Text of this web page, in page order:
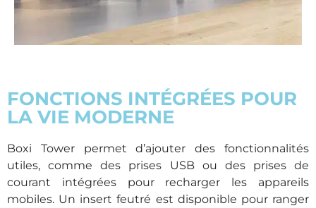
FONCTIONS INTÉGRÉES POUR
LA VIE MODERNE
Boxi Tower permet d’ajouter des fonctionnalités
utiles, comme des prises USB ou des prises de
courant intégrées pour recharger les appareils
mobiles. Un insert feutré est disponible pour ranger